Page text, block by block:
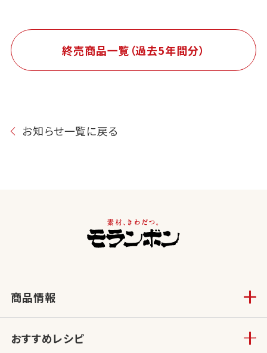
終売商品一覧（過去5年間分）
お知らせ一覧に戻る
商品情報
おすすめレシピ